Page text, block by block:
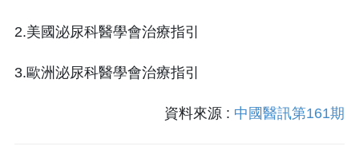
2.美國泌尿科醫學會治療指引
3.歐洲泌尿科醫學會治療指引
資料來源 : 中國醫訊第161期